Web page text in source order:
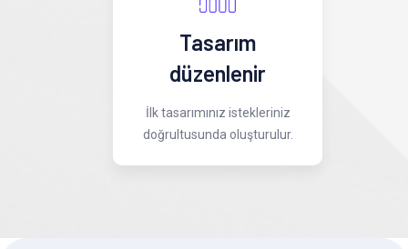
Tasarım
düzenlenir
İlk tasarımınız istekleriniz
doğrultusunda oluşturulur.